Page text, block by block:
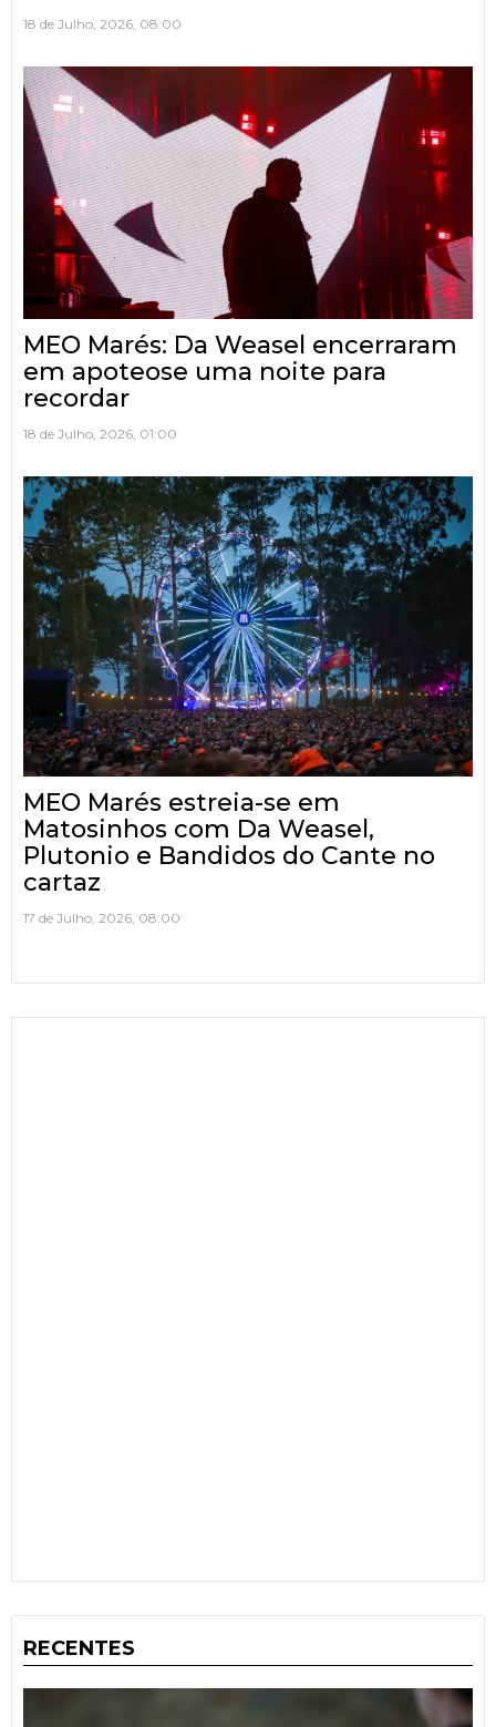
18 de Julho, 2026, 08:00
MEO Marés: Da Weasel encerraram
em apoteose uma noite para
recordar
18 de Julho, 2026, 01:00
MEO Marés estreia-se em
Matosinhos com Da Weasel,
Plutonio e Bandidos do Cante no
cartaz
17 de Julho, 2026, 08:00
RECENTES